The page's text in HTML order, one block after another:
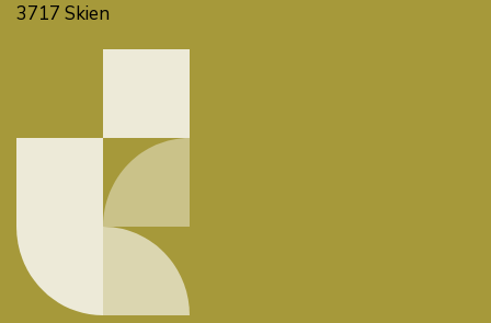
3717 Skien